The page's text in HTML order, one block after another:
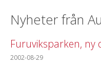
Nyheter från
Furuviksparken, ny
2002-08-29